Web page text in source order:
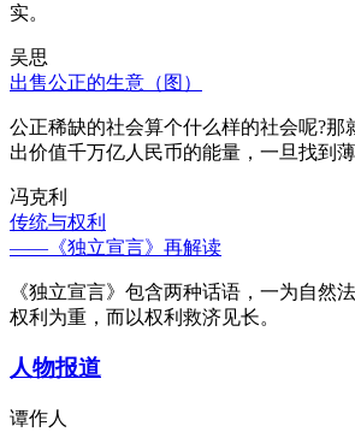
实。
吴思
出售公正的生意（图）
公正稀缺的社会算个什么样的社会呢?
出价值千万亿人民币的能量，一旦找到
冯克利
传统与权利
——《独立宣言》再解读
《独立宣言》包含两种话语，一为自
权利为重，而以权利救济见长。
人物报道
谭作人